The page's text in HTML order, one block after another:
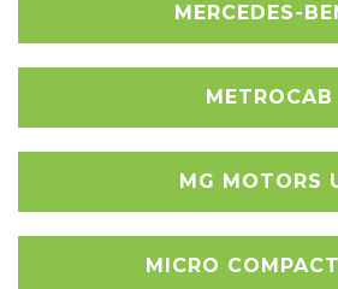
MERCEDES-
METROCAB
MG MOTORS
MICRO